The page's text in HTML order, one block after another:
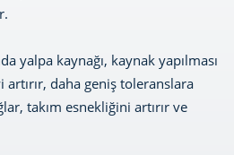
yalpa kaynağı, kaynak yapılması
daha geniş toleranslara
takım esnekliğini artırır ve